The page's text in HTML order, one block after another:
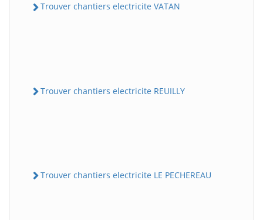
Trouver chantiers electricite VATAN
Trouver chantiers electricite REUILLY
Trouver chantiers electricite LE PECHEREAU